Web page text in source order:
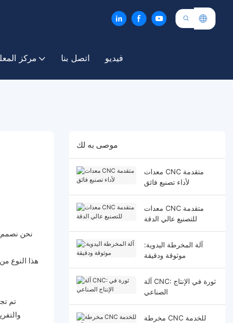
مركز اتصل بنا فيديو
هذا النوع
موصى به لك
معدات CNC متقدمة
لأداء تصنيع فائق
معدات CNC متقدمة
للتصنيع عالي الدقة
آلة المخرطة اليدوية:
موثوقة ودقيقة
آلة CNC: ثورة في الإنتاج
الصناعي
مخرطة CNC للخدمة